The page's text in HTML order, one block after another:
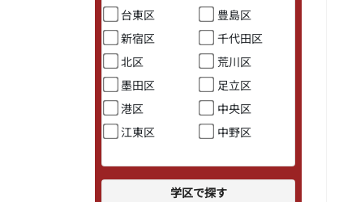
台東区
豊島区
新宿区
千代田区
北区
荒川区
墨田区
足立区
港区
中央区
江東区
中野区
学区で探す